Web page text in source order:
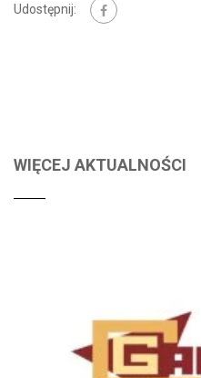
Udostępnij:
WIĘCEJ AKTUALNOŚCI